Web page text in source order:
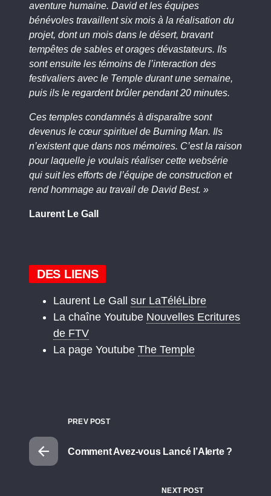
aventure humaine. David et les équipes
bénévoles travaillent six mois à la réalisation du
projet, dont un mois dans le désert, bravant
tempêtes de sables et orages dévastateurs. Ils
sont ensuite les témoins de l’interaction des
festivaliers avec le Temple durant une semaine,
puis ils le regardent brûler pendant 20 minutes.
Ces temples condamnés à disparaître sont
devenus le cœur spirituel de Burning Man. Ils
n’existent que dans nos mémoires. C’est la raison
pour laquelle je voulais réaliser cette websérie
qui suit les efforts de l’équipe de construction et
rend hommage au travail de David Best. »
Laurent Le Gall
DES LIENS
Laurent Le Gall sur LaTéléLibre
La chaîne Youtube Nouvelles Ecritures
de FTV
La page Youtube The Temple
PREV POST
Comment Avez-vous Lancé l’Alerte ?
NEXT POST